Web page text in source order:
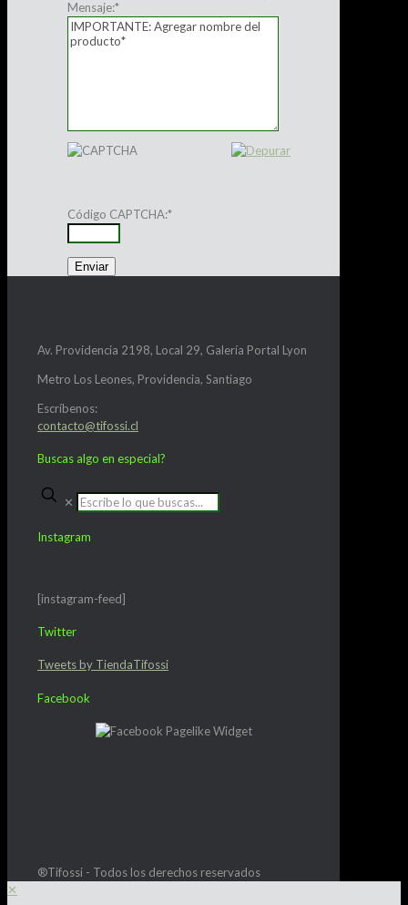
Mensaje:*
Código CAPTCHA:*
Av. Providencia 2198, Local 29, Galería Portal Lyon
Metro Los Leones, Providencia, Santiago
Escríbenos:
contacto@tifossi.cl
Buscas algo en especial?
✕
Instagram
[instagram-feed]
Twitter
Tweets by TiendaTifossi
Facebook
®Tifossi - Todos los derechos reservados
✕